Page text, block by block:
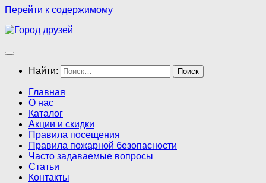
Перейти к содержимому
Найти:
Главная
О нас
Каталог
Акции и скидки
Правила посещения
Правила пожарной безопасности
Часто задаваемые вопросы
Статьи
Контакты